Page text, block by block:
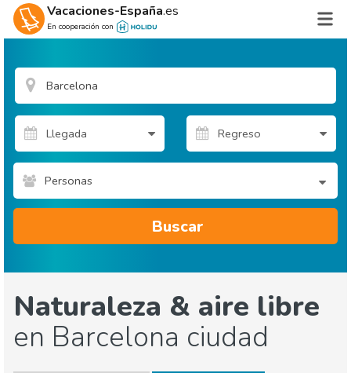
Vacaciones-España.es
En cooperación con
Personas
Buscar
Naturaleza & aire libre
en Barcelona ciudad